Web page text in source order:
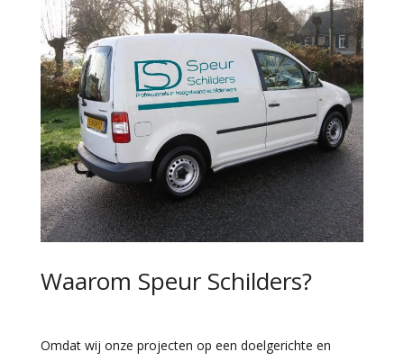
Waarom Speur Schilders?
Omdat wij onze projecten op een doelgerichte en